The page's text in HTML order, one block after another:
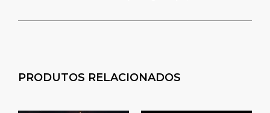
PRODUTOS RELACIONADOS